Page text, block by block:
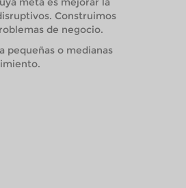
Construimos
de negocio.
pequeñas o medianas